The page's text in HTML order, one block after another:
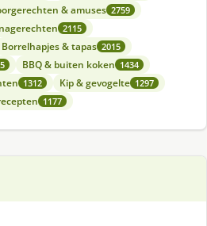
& amuses 2759
2115
Borrelhapjes & tapas 2015
BBQ & buiten koken 1434
1312 Kip & gevogelte 1297
1177